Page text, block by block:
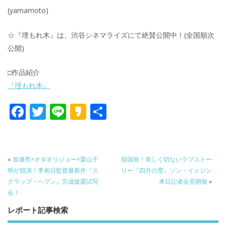
(yamamoto)
☆『埋もれ木』は、渋谷シネマライズにて絶賛公開中！(全国順次
公開)
□作品紹介
『埋もれ木』
F
b
o
o
k
T
er
Li K
a
o
« 加瀬亮×オダギリジョー×栗山千
明が競演！李相日監督最新作『ス
クラップ・ヘブン』完成披露試写
会！
韓国発！美しく切ないラブストー
リー『四月の雪』ソン・イェジン
来日記者会見開催»
レポート記事検索